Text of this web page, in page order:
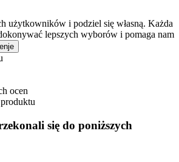
użytkowników i podziel się własną. Każda
lepszych wyborów i pomaga nam
ocen
się do poniższych